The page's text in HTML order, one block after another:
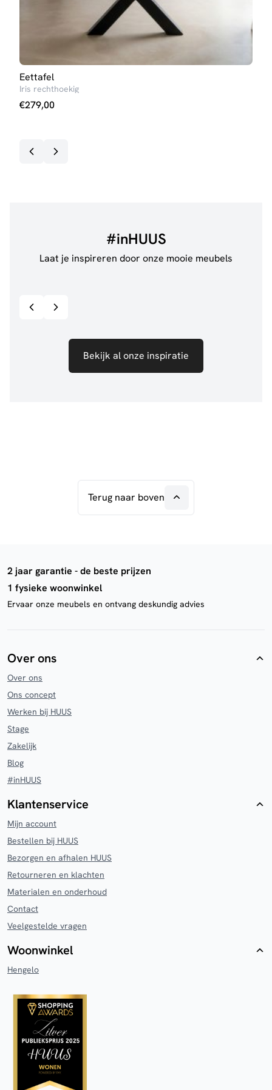
Eettafel
Iris rechthoekig
€279,00
#inHUUS
Laat je inspireren door onze mooie meubels
Bekijk al onze inspiratie
Terug naar boven
2 jaar garantie - de beste prijzen
1 fysieke woonwinkel
Ervaar onze meubels en ontvang deskundig advies
Over ons
Over ons
Ons concept
Werken bij HUUS
Stage
Zakelijk
Blog
#inHUUS
Klantenservice
Mijn account
Bestellen bij HUUS
Bezorgen en afhalen HUUS
Retourneren en klachten
Materialen en onderhoud
Contact
Veelgestelde vragen
Woonwinkel
Hengelo